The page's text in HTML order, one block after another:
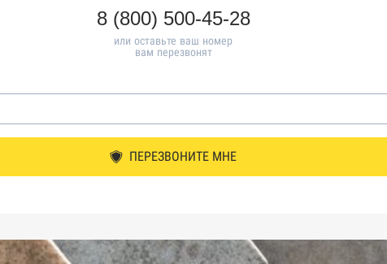
8 (800) 500-45-28
или оставьте ваш номер
вам перезвонят
ПЕРЕЗВОНИТЕ МНЕ